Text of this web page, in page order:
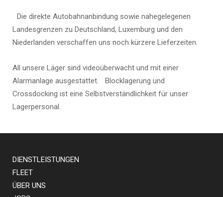
Die direkte Autobahnanbindung sowie nahegelegenen
Landesgrenzen zu Deutschland, Luxemburg und den
Niederlanden verschaffen uns noch kürzere Lieferzeiten.
All unsere Läger sind videoüberwacht und mit einer
Alarmanlage ausgestattet. Blocklagerung und
Crossdocking ist eine Selbstverständlichkeit für unser
Lagerpersonal.
DIENSTLEISTUNGEN
FLEET
ÜBER UNS